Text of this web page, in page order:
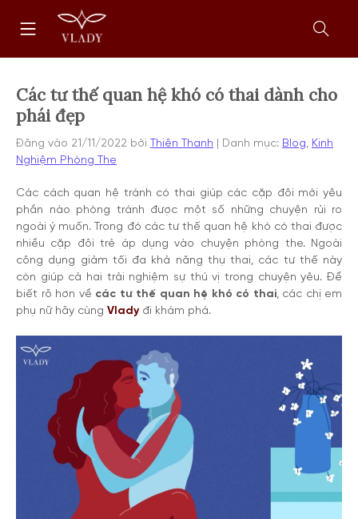
dung
Trang
chủ
form
Các tư thế quan hệ khó có thai dành cho
phái đẹp
Đăng vào 21/11/2022 bởi Thiên Thanh Danh mục: Blog
Kinh
Nghiệm Phòng The
Các cách quan hệ tránh có thai giúp các cặp đôi mới yêu
phần nào phòng tránh được một số những chuyện rủi ro
ngoài ý muốn. Trong đó các tư thế quan hệ khó có thai được
nhiều cặp đôi trẻ áp dụng vào chuyện phòng the. Ngoài
công dụng giảm tối đa khả năng thụ thai, các tư thế này
còn giúp cả hai trải nghiệm sự thú vị trong chuyện yêu. Để
biết rõ hơn về các tư thế quan hệ khó có thai, các chị em
phụ nữ hãy cùng Vlady đi khám phá.